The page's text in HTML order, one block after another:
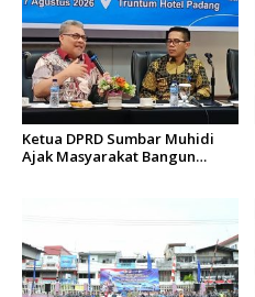
Ketua DPRD Sumbar Muhidi
Ajak Masyarakat Bangun